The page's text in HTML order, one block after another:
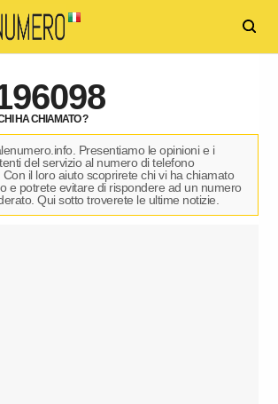
HA CHIAMATO ?
Presentiamo le opinioni e i
del servizio al numero di telefono
Con il loro aiuto scoprirete chi vi ha chiamato
e potrete evitare di rispondere ad un numero
Qui sotto troverete le ultime notizie.